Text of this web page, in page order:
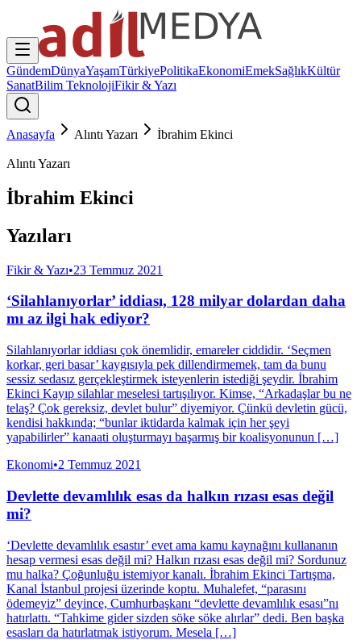
GündemDünyaYaşamTürkiyePolitikaEkonomiEmekSağlıkKültür
SanatBilim TeknolojiFikir & Yazı
Anasayfa Alıntı Yazarı İbrahim Ekinci
Alıntı Yazarı
İbrahim Ekinci
Yazıları
Fikir & Yazı•23 Temmuz 2021
‘Silahlanıyorlar’ iddiası, 128 milyar dolardan daha
mı az ilgi hak ediyor?
Silahlanıyorlar iddiası çok önemlidir, emareler ciddidir. ‘Seçmen
korkar, geri basar’ kaygısıyla pek dillendirmemek, tam da bunu
sessiz sedasız gerçekleştirmek isteyenlerin istediği şeydir. İbrahim
Ekinci Kayıp silahlar meselesi tartışılıyor. Kimse, “Arkadaşlar bu ne
telaş? Çok gereksiz, devlet bulur” diyemiyor. Çünkü devletin gücü,
kendisi hakkında; “bunlar iktidarda kalmak için her şeyi
yapabilirler” kanaati oluşturmayı başarmış bir koalisyonunun […]
Ekonomi•2 Temmuz 2021
Devlette devamlılık esas da halkın rızası esas değil
mi?
‘Devlette devamlılık esastır’ evet ama kamu kaynağını kullananın
hesap vermesi esas değil mi? Halkın rızası esas değil mi? Sordunuz
mu halka? Çoğunluğu istemiyor kanalı. İbrahim Ekinci Tartışma,
Kanal İstanbul projesi üzerinde koptu. Muhalefet, “parasını
ödemeyiz” deyince, Cumhurbaşkanı “devlette devamlılık esası”nı
hatırlattı. “Tahkime gider sizden söke söke alırlar” dedi. Ben başka
esasları da hatırlatmak istiyorum. Mesela […]